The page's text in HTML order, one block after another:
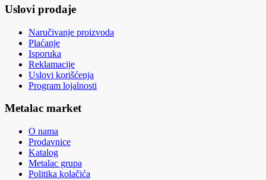
Uslovi prodaje
Naručivanje proizvoda
Plaćanje
Isporuka
Reklamacije
Uslovi korišćenja
Program lojalnosti
Metalac market
O nama
Prodavnice
Katalog
Metalac grupa
Politika kolačića